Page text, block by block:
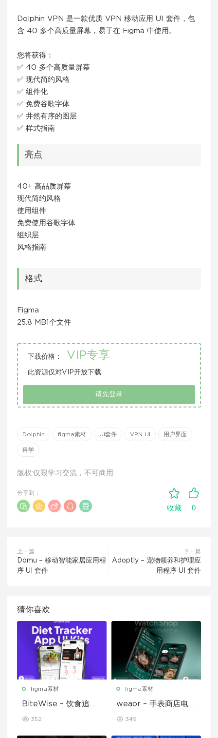
Dolphin VPN 是一款优质 VPN 移动应用 UI 套件，包
含 40 多个高质量屏幕，易于在 Figma 中使用。
您将获得：
✅ 40 多个高质量屏幕
✅ 现代简约风格
✅ 组件化
✅ 免费谷歌字体
✅ 井然有序的图层
✅ 样式指南
亮点
40+ 高品质屏幕
现代简约风格
使用组件
免费使用谷歌字体
组织层
风格指南
格式
Figma
​25.8 MB1个文件
下载价格： VIP专享
此资源仅对VIP开放下载
请先登录
Dolphin figma素材 Ui套件 VPN UI 用户界面
科学
版权:仅限学习交流，不可商用
收藏 0
分享到：
上一篇
Domu – 移动智能家居应用程
序 UI 套件
下一篇
Adoptly – 宠物领养和护理应
用程序 UI 套件
猜你喜欢
figma素材
BiteWise – 饮食追踪
352
figma素材
weaor – 手表商店电子
349